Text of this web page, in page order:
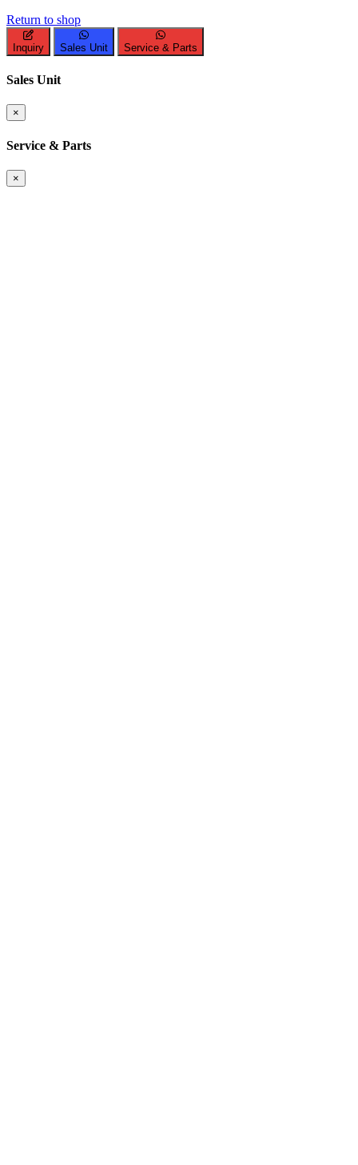
Return to shop
Inquiry Sales Unit Service & Parts
Sales Unit
×
Service & Parts
×